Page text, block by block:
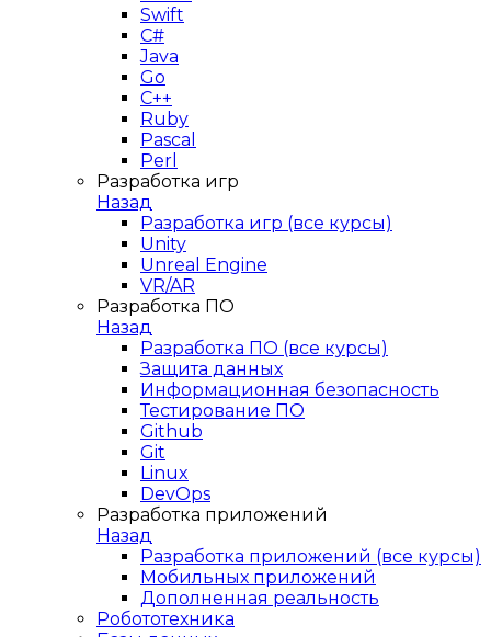
Swift
C#
Java
Go
C++
Ruby
Pascal
Perl
Разработка игр
Назад
Разработка игр (все курсы)
Unity
Unreal Engine
VR/AR
Разработка ПО
Назад
Разработка ПО (все курсы)
Защита данных
Информационная безопасность
Тестирование ПО
Github
Git
Linux
DevOps
Разработка приложений
Назад
Разработка приложений (все курсы)
Мобильных приложений
Дополненная реальность
Робототехника